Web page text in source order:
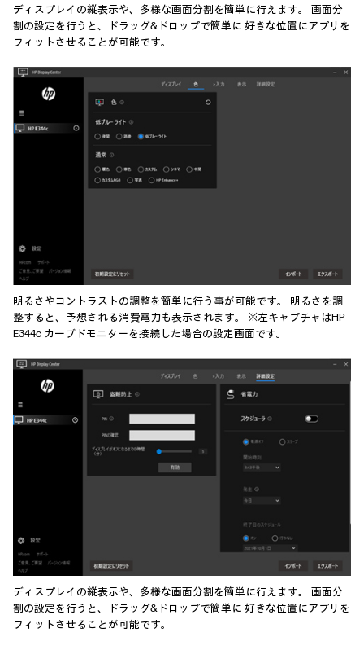
ディスプレイの縦表示や、多様な画面分割を簡単に行えます。 画面分
割の設定を行うと、ドラッグ&ドロップで簡単に 好きな位置にアプリを
フィットさせることが可能です。
明るさやコントラストの調整を簡単に行う事が可能です。 明るさを調
整すると、予想される消費電力も表示されます。 ※左キャプチャはHP
E344c カーブドモニターを接続した場合の設定画面です。
ディスプレイの縦表示や、多様な画面分割を簡単に行えます。 画面分
割の設定を行うと、ドラッグ&ドロップで簡単に 好きな位置にアプリを
フィットさせることが可能です。